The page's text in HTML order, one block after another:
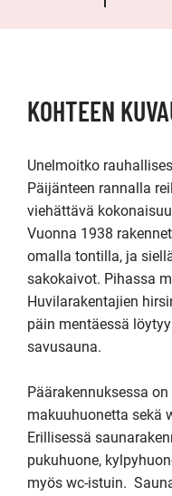
KOHTEEN
Unelmoitko
Päijänteen rannalla
viehättävä
Vuonna 1938
omalla tontilla, ja
sakokaivot. Pihassa
Huvilarakentajien
päin mentäessä
savusauna.
Päärakennuksessa
makuuhuonetta sekä
Erillisessä
pukuhuone,
myös wc-istuin.